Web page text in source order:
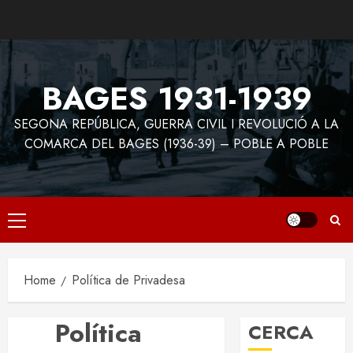
content
BAGES 1931-1939
SEGONA REPÚBLICA, GUERRA CIVIL I REVOLUCIÓ A LA
COMARCA DEL BAGES (1936-39) – POBLE A POBLE
Primary
Menu
Home Política de Privadesa
Política
CERCA